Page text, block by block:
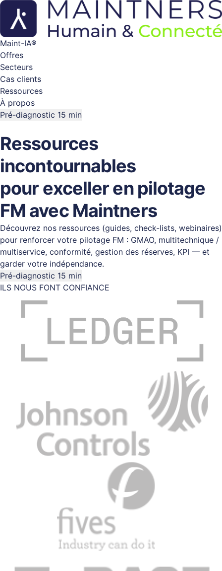
Maint-IA®
Offres
Secteurs
Cas clients
Ressources
À propos
Pré-diagnostic 15 min
Ressources
incontournables
pour exceller en pilotage
FM avec Maintners
Découvrez nos ressources (guides, check-lists, webinaires)
pour renforcer votre pilotage FM : GMAO, multitechnique /
multiservice, conformité, gestion des réserves, KPI — et
garder votre indépendance.
Pré-diagnostic 15 min
ILS NOUS FONT CONFIANCE